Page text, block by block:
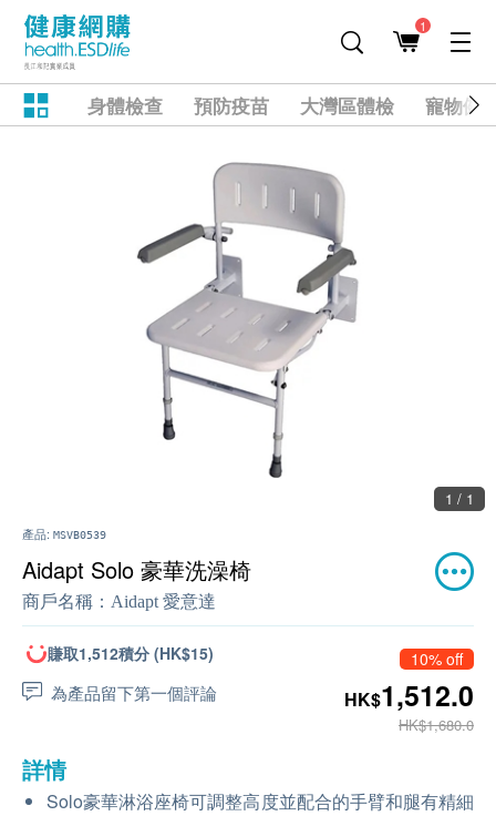
1
身體檢查 預防疫苗 大灣區體檢 寵物健
1 / 1
產品: MSVB0539
Aidapt Solo 豪華洗澡椅
商戶名稱： Aidapt 愛意達
賺取1,512積分 (HK$15)
為產品留下第一個評論
10% off
HK$1,512.0
HK$1,680.0
詳情
Solo豪華淋浴座椅可調整高度並配合的手臂和腿有精細